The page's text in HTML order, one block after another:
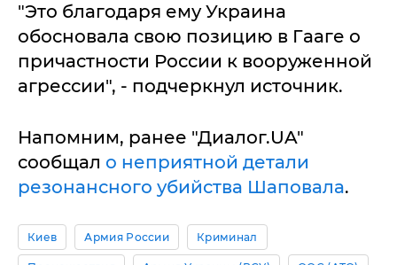
"Это благодаря ему Украина
обосновала свою позицию в Гааге о
причастности России к вооруженной
агрессии", - подчеркнул источник.
Напомним, ранее "Диалог.UA"
сообщал о неприятной детали
резонансного убийства Шаповала.
Киев Армия России Криминал